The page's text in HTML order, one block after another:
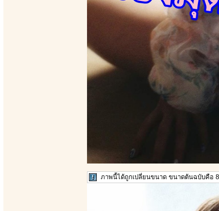
ภาพนี้ได้ถูกเปลี่ยนขนาด ขนาดต้นฉบับคือ